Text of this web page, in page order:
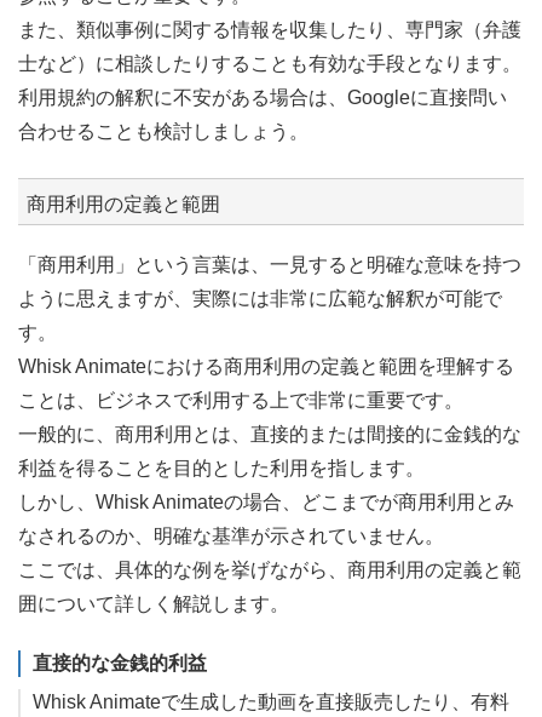
また、類似事例に関する情報を収集したり、専門家（弁護
士など）に相談したりすることも有効な手段となります。
利用規約の解釈に不安がある場合は、Googleに直接問い
合わせることも検討しましょう。
商用利用の定義と範囲
「商用利用」という言葉は、一見すると明確な意味を持つ
ように思えますが、実際には非常に広範な解釈が可能で
す。
Whisk Animateにおける商用利用の定義と範囲を理解する
ことは、ビジネスで利用する上で非常に重要です。
一般的に、商用利用とは、直接的または間接的に金銭的な
利益を得ることを目的とした利用を指します。
しかし、Whisk Animateの場合、どこまでが商用利用とみ
なされるのか、明確な基準が示されていません。
ここでは、具体的な例を挙げながら、商用利用の定義と範
囲について詳しく解説します。
直接的な金銭的利益
Whisk Animateで生成した動画を直接販売したり、有料